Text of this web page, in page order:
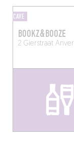
CAVE
BOOKZ&BOOZE
2 Gierstraat